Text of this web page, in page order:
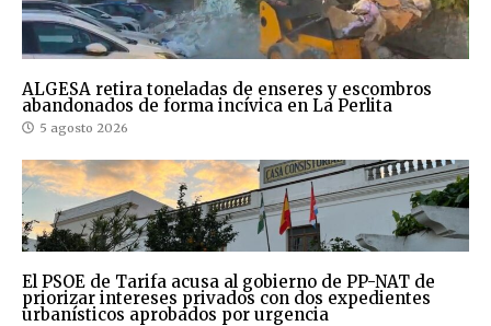
ALGESA retira toneladas de enseres y escombros
abandonados de forma incívica en La Perlita
5 agosto 2026
El PSOE de Tarifa acusa al gobierno de PP-NAT de
priorizar intereses privados con dos expedientes
urbanísticos aprobados por urgencia